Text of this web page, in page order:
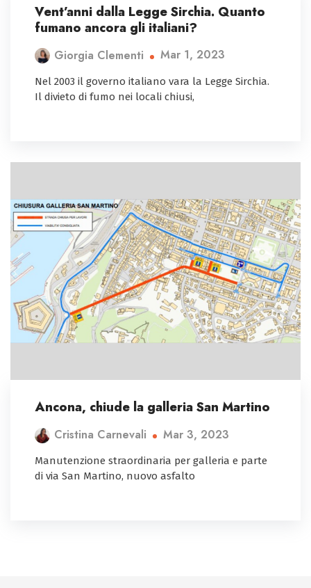
Vent’anni dalla Legge Sirchia. Quanto
fumano ancora gli italiani?
Giorgia Clementi Mar 1, 2023
Nel 2003 il governo italiano vara la Legge Sirchia.
Il divieto di fumo nei locali chiusi,
Ancona, chiude la galleria San Martino
Cristina Carnevali Mar 3, 2023
Manutenzione straordinaria per galleria e parte
di via San Martino, nuovo asfalto